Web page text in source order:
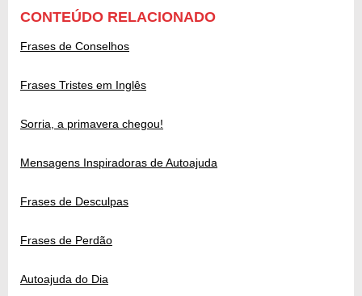
CONTEÚDO RELACIONADO
Frases de Conselhos
Frases Tristes em Inglês
Sorria, a primavera chegou!
Mensagens Inspiradoras de Autoajuda
Frases de Desculpas
Frases de Perdão
Autoajuda do Dia